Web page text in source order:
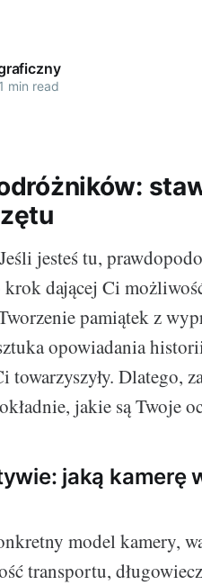
1 min read
jesteś tu,
dającej Ci
pamiątek z
opowiadania
towarzyszyły. Dlatego,
jakie są Twoje
jaką kamerę
model kamery,
transportu,